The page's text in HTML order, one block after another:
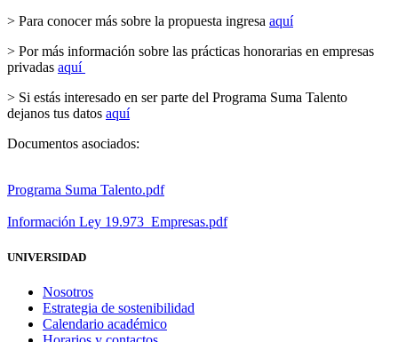
> Para conocer más sobre la propuesta ingresa aquí
> Por más información sobre las prácticas honorarias en empresas
privadas aquí
> Si estás interesado en ser parte del Programa Suma Talento
dejanos tus datos aquí
Documentos asociados:
Programa Suma Talento.pdf
Información Ley 19.973_Empresas.pdf
UNIVERSIDAD
Nosotros
Estrategia de sostenibilidad
Calendario académico